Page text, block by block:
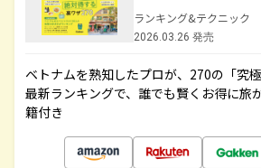
ランキング&テクニック
2026.03.26 発売
ベトナムを熟知したプロが、270の「究
最新ランキングで、誰でも賢くお得に
籍付き